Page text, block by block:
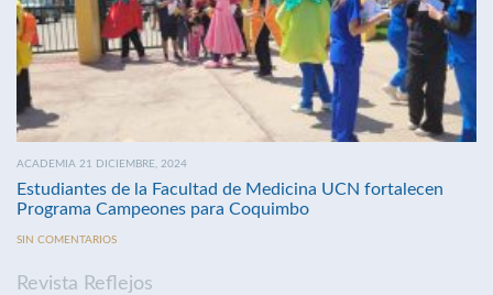
ACADEMIA 21 DICIEMBRE, 2024
Estudiantes de la Facultad de Medicina UCN fortalecen
Programa Campeones para Coquimbo
SIN COMENTARIOS
Revista Reflejos